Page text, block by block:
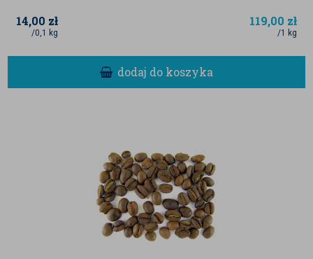
14,00 zł
/0,1 kg
119,00 zł
/1 kg
dodaj do koszyka